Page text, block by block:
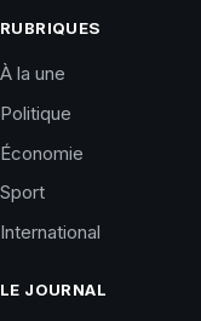
RUBRIQUES
À la une
Politique
Économie
Sport
International
LE JOURNAL